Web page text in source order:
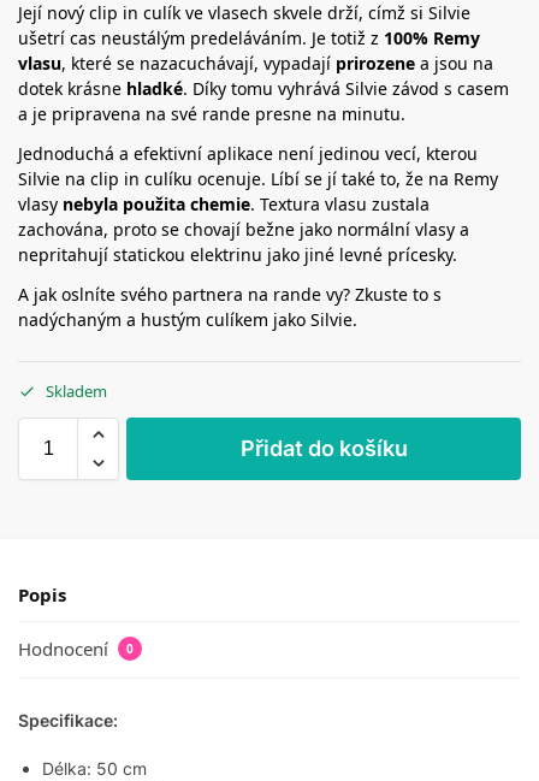
Její nový clip in culík ve vlasech skvele drží, címž si Silvie
ušetrí cas neustálým predeláváním. Je totiž z 100% Remy
vlasu, které se nazacuchávají, vypadají prirozene a jsou na
dotek krásne hladké. Díky tomu vyhrává Silvie závod s casem
a je pripravena na své rande presne na minutu.
Jednoduchá a efektivní aplikace není jedinou vecí, kterou
Silvie na clip in culíku ocenuje. Líbí se jí také to, že na Remy
vlasy nebyla použita chemie. Textura vlasu zustala
zachována, proto se chovají bežne jako normální vlasy a
nepritahují statickou elektrinu jako jiné levné prícesky.
A jak oslníte svého partnera na rande vy? Zkuste to s
nadýchaným a hustým culíkem jako Silvie.
Skladem
Přidat do košíku
Popis
Hodnocení 0
Specifikace:
Délka: 50 cm